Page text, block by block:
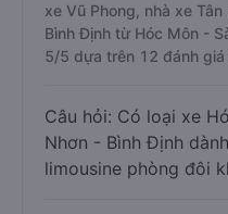
xe Vũ Phong, nhà xe
Bình Định từ Hóc Môn -
5/5 dựa trên 12 đánh
Câu hỏi: Có loại xe
Nhơn - Bình Định
limousine phòng đôi